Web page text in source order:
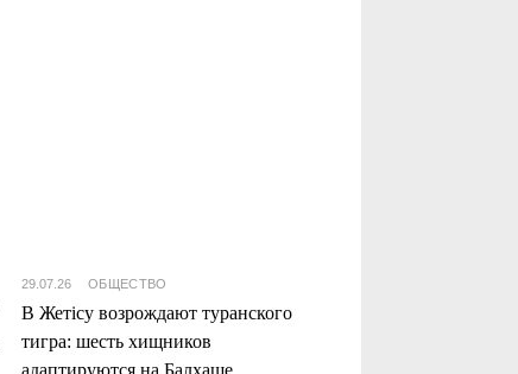
29.07.26 ОБЩЕСТВО
В Жетісу возрождают туранского
тигра: шесть хищников
адаптируются на Балхаше